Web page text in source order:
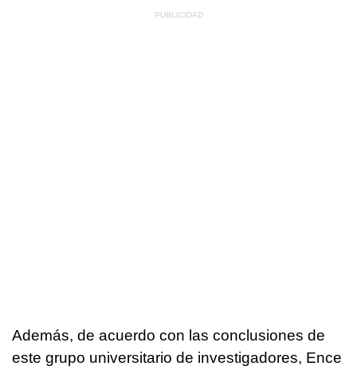
Además, de acuerdo con las conclusiones de
este grupo universitario de investigadores, Ence